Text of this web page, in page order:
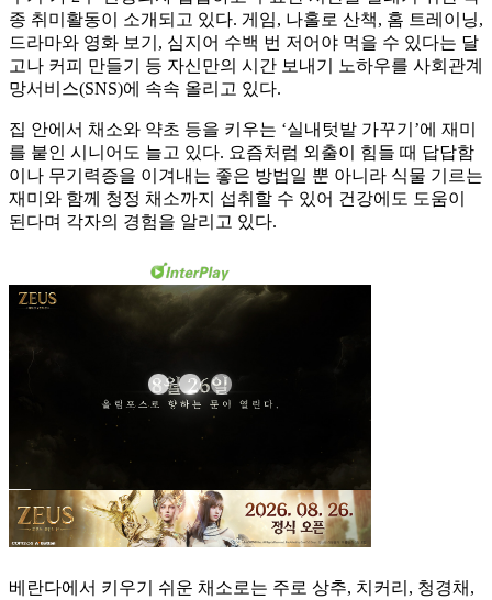
종 취미활동이 소개되고 있다. 게임, 나홀로 산책, 홈 트레이닝,
드라마와 영화 보기, 심지어 수백 번 저어야 먹을 수 있다는 달
고나 커피 만들기 등 자신만의 시간 보내기 노하우를 사회관계
망서비스(SNS)에 속속 올리고 있다.
집 안에서 채소와 약초 등을 키우는 ‘실내텃밭 가꾸기’에 재미
를 붙인 시니어도 늘고 있다. 요즘처럼 외출이 힘들 때 답답함
이나 무기력증을 이겨내는 좋은 방법일 뿐 아니라 식물 기르는
재미와 함께 청정 채소까지 섭취할 수 있어 건강에도 도움이
된다며 각자의 경험을 알리고 있다.
베란다에서 키우기 쉬운 채소로는 주로 상추, 치커리, 청경채,